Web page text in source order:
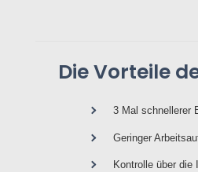
Die Vorteile
3 Mal schnellerer
Geringer
Kontrolle über